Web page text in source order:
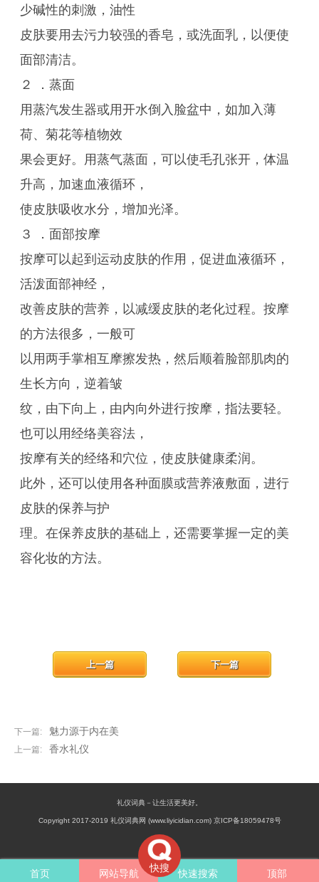
少碱性的刺激，油性
皮肤要用去污力较强的香皂，或洗面乳，以便使
面部清洁。
２ ．蒸面
用蒸汽发生器或用开水倒入脸盆中，如加入薄
荷、菊花等植物效
果会更好。用蒸气蒸面，可以使毛孔张开，体温
升高，加速血液循环，
使皮肤吸收水分，增加光泽。
３ ．面部按摩
按摩可以起到运动皮肤的作用，促进血液循环，
活泼面部神经，
改善皮肤的营养，以减缓皮肤的老化过程。按摩
的方法很多，一般可
以用两手掌相互摩擦发热，然后顺着脸部肌肉的
生长方向，逆着皱
纹，由下向上，由内向外进行按摩，指法要轻。
也可以用经络美容法，
按摩有关的经络和穴位，使皮肤健康柔润。
此外，还可以使用各种面膜或营养液敷面，进行
皮肤的保养与护
理。在保养皮肤的基础上，还需要掌握一定的美
容化妆的方法。
下一篇: 魅力源于内在美
下一篇
上一篇: 香水礼仪
上一篇
快搜
首页 网站导航 快速搜索 顶部
礼仪词典－让生活更美好。
Copyright 2017-2019 礼仪词典网 (www.liyicidian.com) 京ICP备18059478号